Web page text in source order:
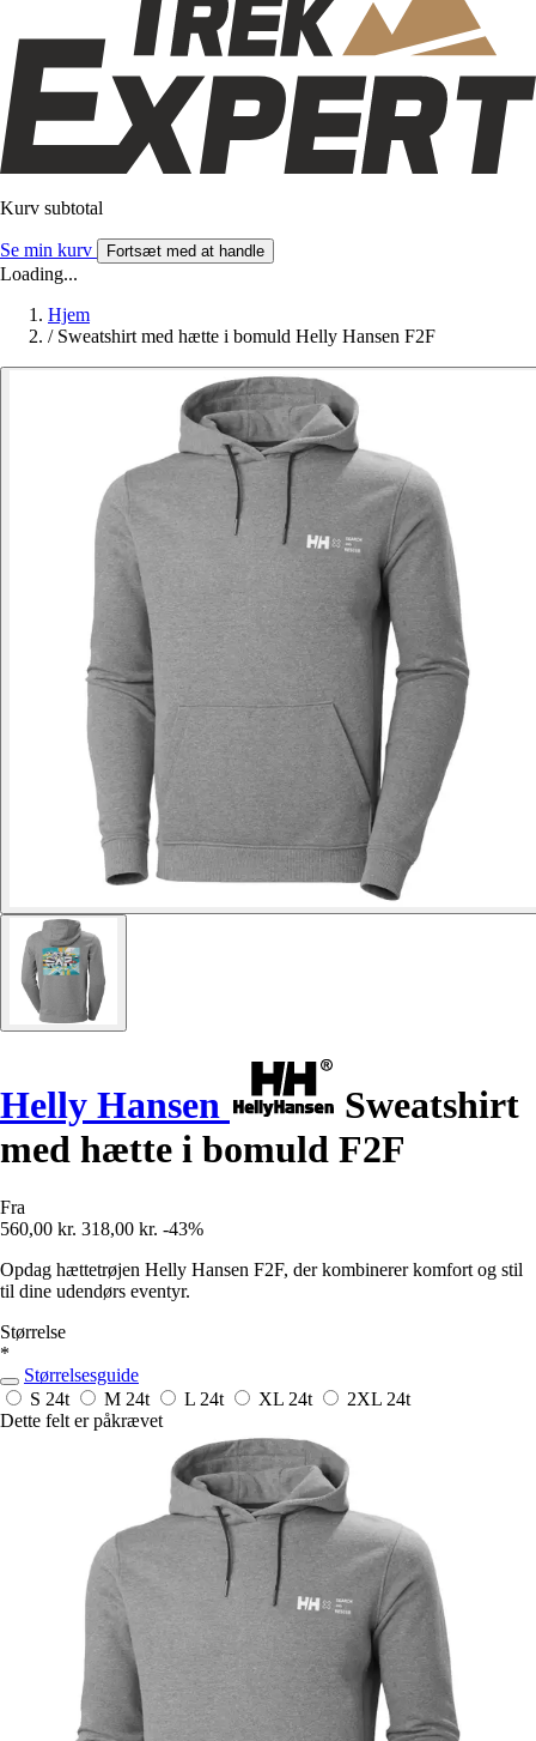
Kurv subtotal
Se min kurv Fortsæt med at handle
Loading...
Hjem
/ Sweatshirt med hætte i bomuld Helly Hansen F2F
Helly Hansen
Sweatshirt
med hætte i bomuld F2F
Fra
560,00 kr. 318,00 kr. -43%
Opdag hættetrøjen Helly Hansen F2F, der kombinerer komfort og stil
til dine udendørs eventyr.
Størrelse
*
Størrelsesguide
S 24t M 24t L 24t XL 24t 2XL 24t
Dette felt er påkrævet